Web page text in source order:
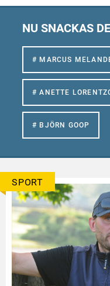
NU SNACKAS
# MARCUS
# ANETTE
# BJÖRN GOOP
SPORT